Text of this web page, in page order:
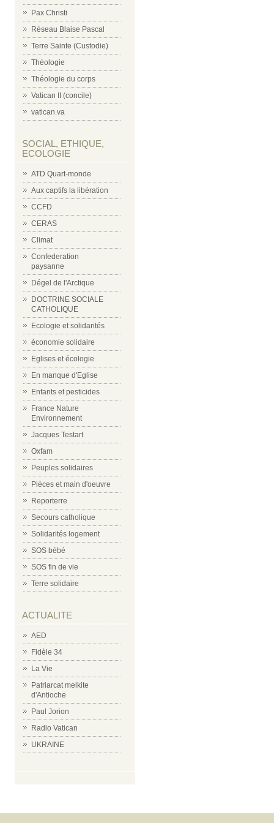
Pax Christi
Réseau Blaise Pascal
Terre Sainte (Custodie)
Théologie
Théologie du corps
Vatican II (concile)
vatican.va
SOCIAL, ETHIQUE,
ECOLOGIE
ATD Quart-monde
Aux captifs la libération
CCFD
CERAS
Climat
Confederation
paysanne
Dégel de l'Arctique
DOCTRINE SOCIALE
CATHOLIQUE
Ecologie et solidarités
économie solidaire
Eglises et écologie
En manque d'Eglise
Enfants et pesticides
France Nature
Environnement
Jacques Testart
Oxfam
Peuples solidaires
Pièces et main d'oeuvre
Reporterre
Secours catholique
Solidarités logement
SOS bébé
SOS fin de vie
Terre solidaire
ACTUALITE
AED
Fidèle 34
La Vie
Patriarcat melkite
d'Antioche
Paul Jorion
Radio Vatican
UKRAINE